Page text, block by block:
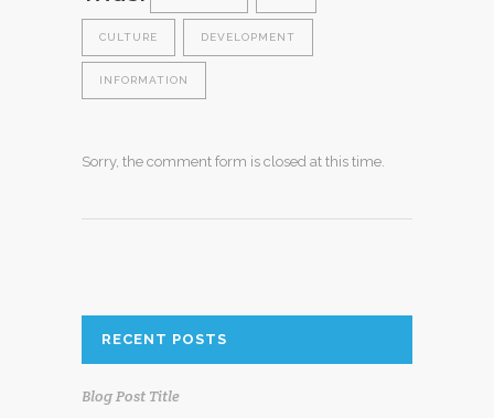
CULTURE DEVELOPMENT
INFORMATION
Sorry, the comment form is closed at this time.
RECENT POSTS
Blog Post Title